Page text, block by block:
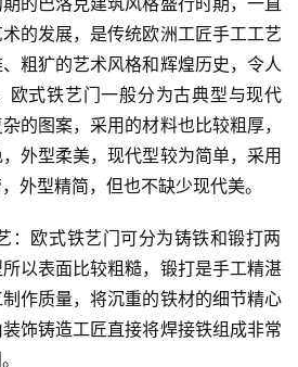
的发展，是传统欧洲工匠手工工艺
粗犷的艺术风格和辉煌历史，令人
欧式铁艺门一般分为古典型与现代
的图案，采用的材料也比较粗厚，
外型柔美，现代型较为简单，采用
外型精简，但也不缺少现代美。
以表面比较粗糙，锻打是手工精湛
作质量，将沉重的铁材的细节精心
饰铸造工匠直接将焊接铁组成非常